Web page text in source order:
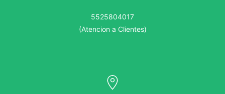
5525804017
(Atencion a Clientes)